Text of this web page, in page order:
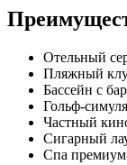
Отельный
Пляжный
Бассейн с
Гольф-
Частный
Сигарный
Спа